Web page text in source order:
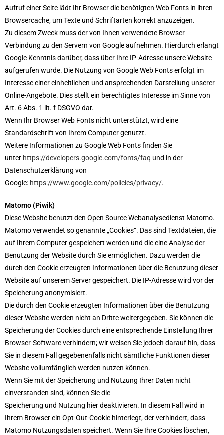
Aufruf einer Seite lädt Ihr Browser die benötigten Web Fonts in ihren
Browsercache, um Texte und Schriftarten korrekt anzuzeigen.
Zu diesem Zweck muss der von Ihnen verwendete Browser
Verbindung zu den Servern von Google aufnehmen. Hierdurch erlangt
Google Kenntnis darüber, dass über Ihre IP-Adresse unsere Website
aufgerufen wurde. Die Nutzung von Google Web Fonts erfolgt im
Interesse einer einheitlichen und ansprechenden Darstellung unserer
Online-Angebote. Dies stellt ein berechtigtes Interesse im Sinne von
Art. 6 Abs. 1 lit. f DSGVO dar.
Wenn Ihr Browser Web Fonts nicht unterstützt, wird eine
Standardschrift von Ihrem Computer genutzt.
Weitere Informationen zu Google Web Fonts finden Sie
unter https://developers.google.com/fonts/faq und in der
Datenschutzerklärung von
Google: https://www.google.com/policies/privacy/.
Matomo (Piwik)
Diese Website benutzt den Open Source Webanalysedienst Matomo.
Matomo verwendet so genannte „Cookies“. Das sind Textdateien, die
auf Ihrem Computer gespeichert werden und die eine Analyse der
Benutzung der Website durch Sie ermöglichen. Dazu werden die
durch den Cookie erzeugten Informationen über die Benutzung dieser
Website auf unserem Server gespeichert. Die IP-Adresse wird vor der
Speicherung anonymisiert.
Die durch den Cookie erzeugten Informationen über die Benutzung
dieser Website werden nicht an Dritte weitergegeben. Sie können die
Speicherung der Cookies durch eine entsprechende Einstellung Ihrer
Browser-Software verhindern; wir weisen Sie jedoch darauf hin, dass
Sie in diesem Fall gegebenenfalls nicht sämtliche Funktionen dieser
Website vollumfänglich werden nutzen können.
Wenn Sie mit der Speicherung und Nutzung Ihrer Daten nicht
einverstanden sind, können Sie die
Speicherung und Nutzung hier deaktivieren. In diesem Fall wird in
Ihrem Browser ein Opt-Out-Cookie hinterlegt, der verhindert, dass
Matomo Nutzungsdaten speichert. Wenn Sie Ihre Cookies löschen,